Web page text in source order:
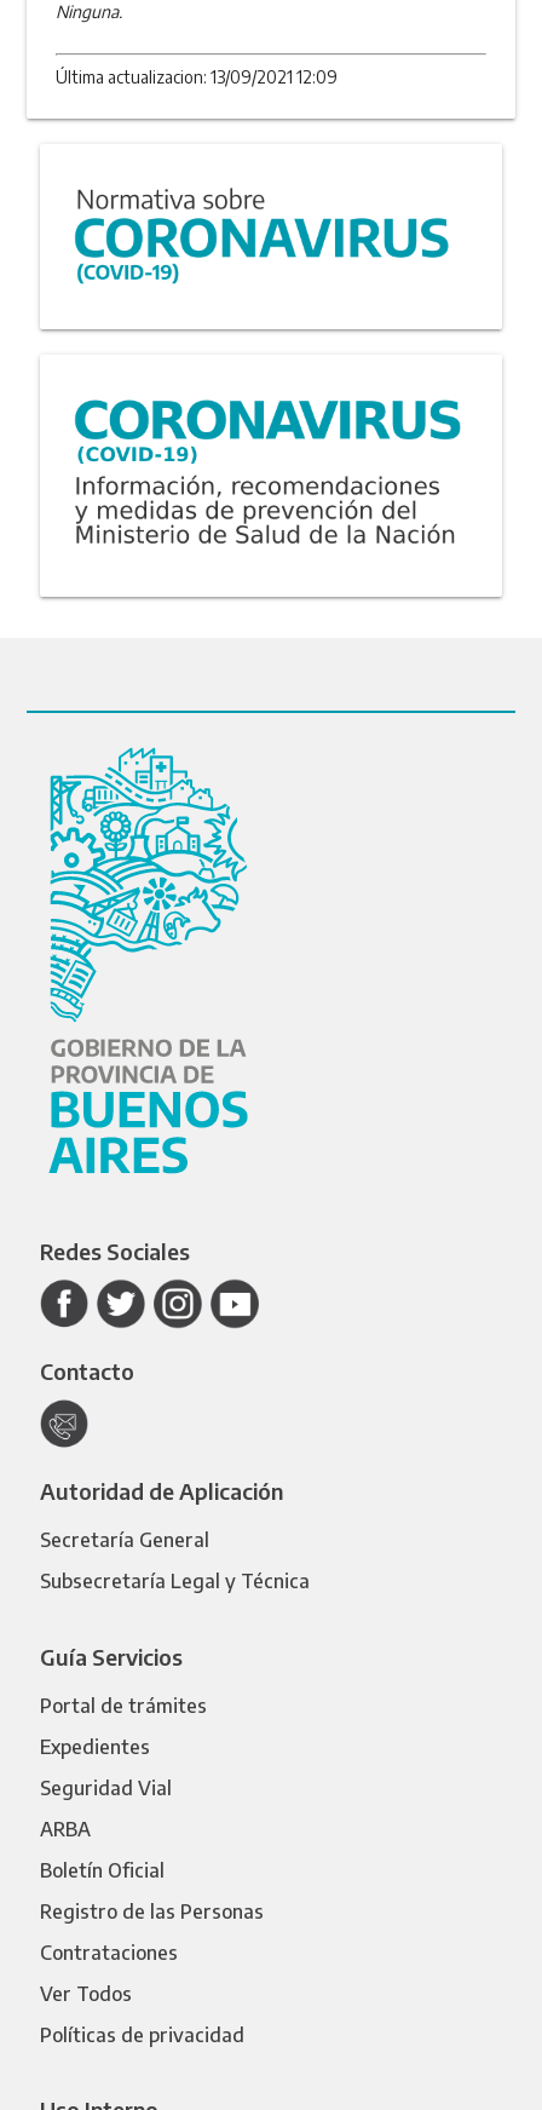
Ninguna.
Última actualizacion: 13/09/2021 12:09
Redes Sociales
Contacto
Autoridad de Aplicación
Secretaría General
Subsecretaría Legal y Técnica
Guía Servicios
Portal de trámites
Expedientes
Seguridad Vial
ARBA
Boletín Oficial
Registro de las Personas
Contrataciones
Ver Todos
Políticas de privacidad